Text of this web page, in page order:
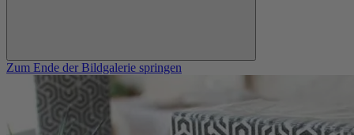
Zum Ende der Bildgalerie springen